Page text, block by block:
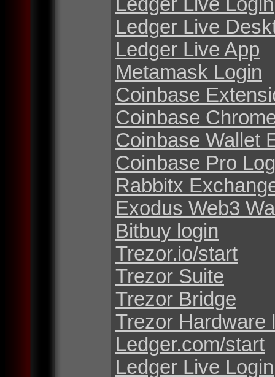
Ledger Live
Ledger Live App
Metamask Login
Coinbase
Coinbase
Coinbase Wallet
Coinbase Pro
Rabbitx
Exodus Web3
Bitbuy login
Trezor.io/start
Trezor Suite
Trezor Bridge
Trezor Hardware
Ledger.com/start
Ledger Live Login